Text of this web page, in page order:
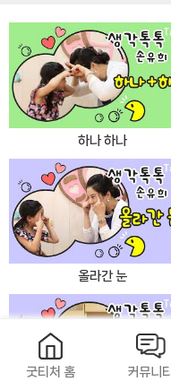
하나 하나
올라간 눈
굿티처 홈 커뮤니티